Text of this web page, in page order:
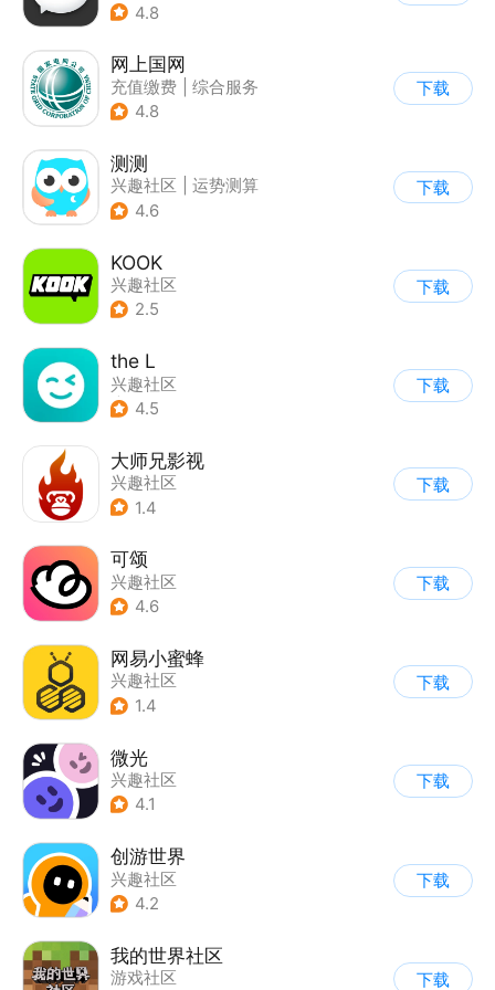
4.8
网上国网
充值缴费
综合服务
4.8
下载
测测
兴趣社区
运势测算
4.6
下载
KOOK
兴趣社区
2.5
下载
the L
兴趣社区
| 真人娱乐直播
4.5
下载
大师兄影视
兴趣社区
1.4
下载
可颂
兴趣社区
4.6
下载
网易小蜜蜂
兴趣社区
1.4
下载
微光
兴趣社区
4.1
下载
创游世界
兴趣社区
4.2
下载
我的世界社区
游戏社区
下载